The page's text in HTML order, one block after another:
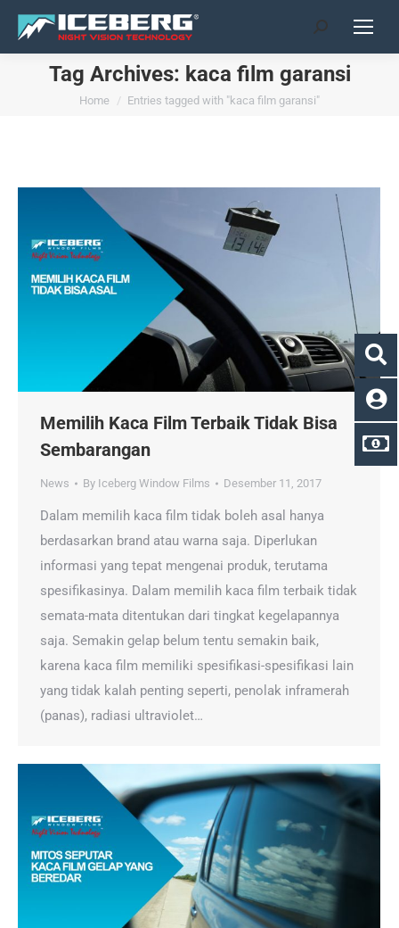
Search:
Tag Archives: kaca film garansi
You are here:
Home Entries tagged with "kaca film garansi"
Memilih Kaca Film Terbaik Tidak Bisa
Sembarangan
News By Iceberg Window Films Desember 11, 2017
Dalam memilih kaca film tidak boleh asal hanya
berdasarkan brand atau warna saja. Diperlukan
informasi yang tepat mengenai produk, terutama
spesifikasinya. Dalam memilih kaca film terbaik tidak
semata-mata ditentukan dari tingkat kegelapannya
saja. Semakin gelap belum tentu semakin baik,
karena kaca film memiliki spesifikasi-spesifikasi lain
yang tidak kalah penting seperti, penolak inframerah
(panas), radiasi ultraviolet…